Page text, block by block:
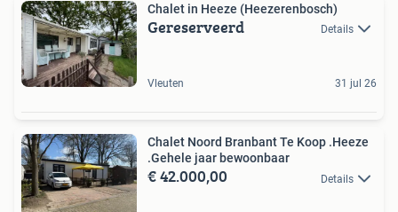
Chalet in Heeze (Heezerenbosch)
Gereserveerd Details
Vleuten 31 jul 26
Chalet Noord Branbant Te Koop .Heeze
.Gehele jaar bewoonbaar
€ 42.000,00 Details